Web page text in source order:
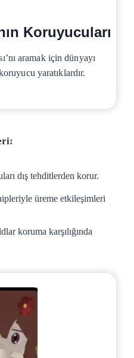
Koruyucuları
aramak için dünyayı
yaratıklardır.
dış tehditlerden korur.
üreme etkileşimleri
koruma karşılığında